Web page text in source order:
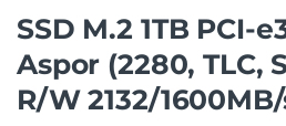
SSD M.2 1TB PCI-
Aspor (2280, TLC,
R/W 2132/